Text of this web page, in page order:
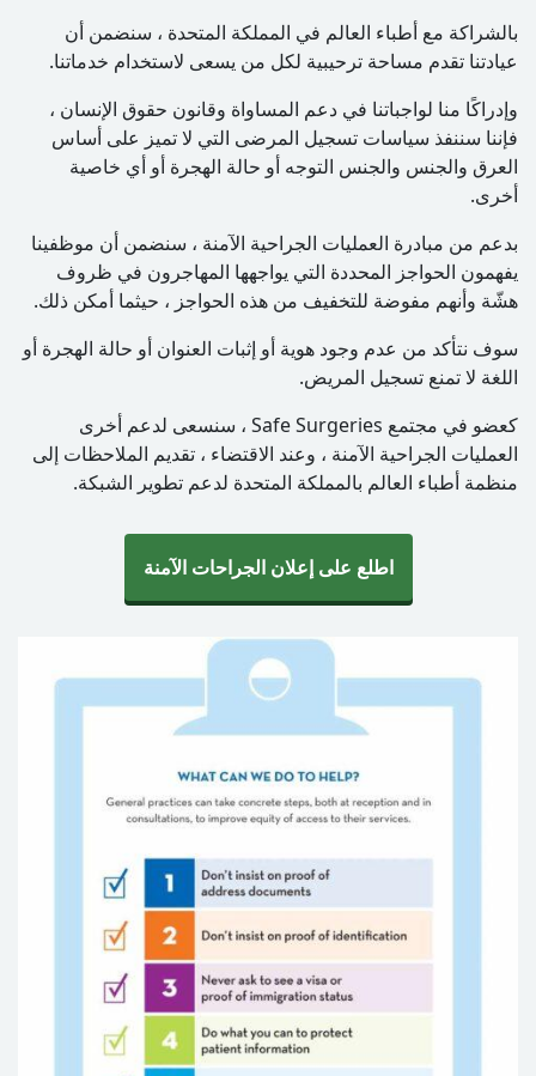
بالشراكة مع أطباء العالم في المملكة المتحدة ، سنضمن أن
عيادتنا تقدم مساحة ترحيبية لكل من يسعى لاستخدام خدماتنا.
وإدراكًا منا لواجباتنا في دعم المساواة وقانون حقوق الإنسان ،
فإننا سننفذ سياسات تسجيل المرضى التي لا تميز على أساس
العرق والجنس والجنس التوجه أو حالة الهجرة أو أي خاصية
أخرى.
بدعم من مبادرة العمليات الجراحية الآمنة ، سنضمن أن موظفينا
يفهمون الحواجز المحددة التي يواجهها المهاجرون في ظروف
هشّة وأنهم مفوضة للتخفيف من هذه الحواجز ، حيثما أمكن ذلك.
سوف نتأكد من عدم وجود هوية أو إثبات العنوان أو حالة الهجرة أو
اللغة لا تمنع تسجيل المريض.
كعضو في مجتمع Safe Surgeries ، سنسعى لدعم
أخرى
العمليات الجراحية الآمنة ، وعند الاقتضاء ، تقديم الملاحظات إلى
منظمة أطباء العالم بالمملكة المتحدة لدعم تطوير الشبكة.
اطلع على إعلان الجراحات الآمنة